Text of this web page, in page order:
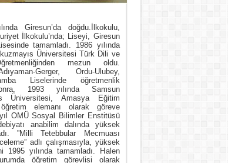
Giresun’da doğdu.İlkokulu,
İlkokulu’nda; Liseyi, Giresun
tamamladı. 1986 yılında
Üniversitesi Türk Dili ve
mezun oldu.
Gerger, Ordu-Ulubey,
Liselerinde öğretmenlik
1993 yılında Samsun
Üniversitesi, Amasya Eğitim
elemanı olarak göreve
yıl OMÜ Sosyal Bilimler Enstitüsü
anabilim dalında yüksek
”Milli Tetebbular Mecmuası
adlı çalışmasıyla, yüksek
1995 yılında tamamladı. Halen
öğretim görevlisi olarak